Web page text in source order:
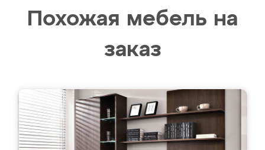
Похожая мебель на
заказ